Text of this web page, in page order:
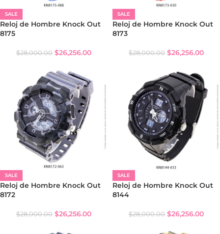
SALE
Reloj de Hombre Knock Out
8175
$28,000.00 $26,256.00
SALE
Reloj de Hombre Knock Out
8173
$28,000.00 $26,256.00
SALE
Reloj de Hombre Knock Out
8172
$28,000.00 $26,256.00
SALE
Reloj de Hombre Knock Out
8144
$28,000.00 $26,256.00